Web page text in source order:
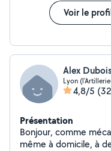
Voir le
Alex
Lyon
4,8/5
Présentation
Bonjour, comme
même à domicile, à